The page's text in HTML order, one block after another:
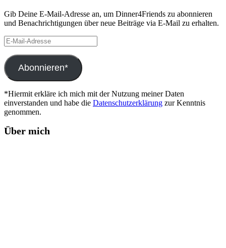
Gib Deine E-Mail-Adresse an, um Dinner4Friends zu abonnieren
und Benachrichtigungen über neue Beiträge via E-Mail zu erhalten.
E-
Mail-
Adresse
Abonnieren*
*Hiermit erkläre ich mich mit der Nutzung meiner Daten
einverstanden und habe die Datenschutzerklärung zur Kenntnis
genommen.
Über mich